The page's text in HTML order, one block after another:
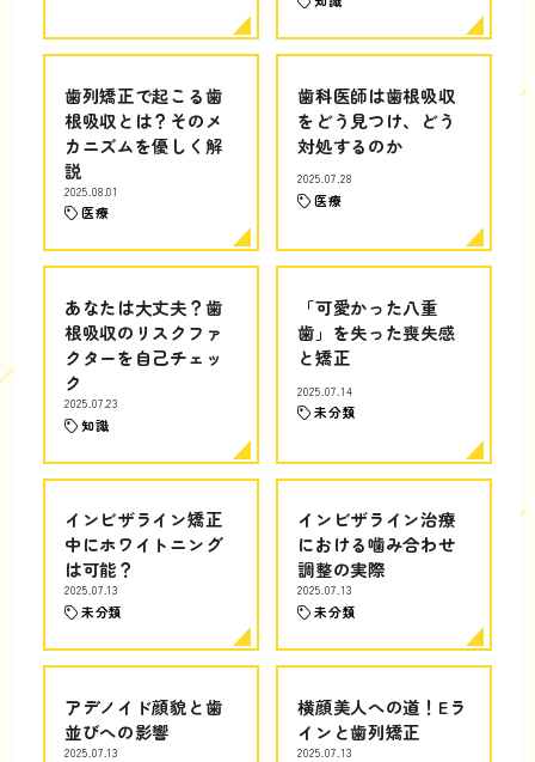
歯列矯正で起こる歯
根吸収とは？そのメ
カニズムを優しく解
説
2025.08.01
医療
歯科医師は歯根吸収
をどう見つけ、どう
対処するのか
2025.07.28
医療
あなたは大丈夫？歯
根吸収のリスクファ
クターを自己チェッ
ク
2025.07.23
知識
「可愛かった八重
歯」を失った喪失感
と矯正
2025.07.14
未分類
インビザライン矯正
中にホワイトニング
は可能？
2025.07.13
未分類
インビザライン治療
における噛み合わせ
調整の実際
2025.07.13
未分類
アデノイド顔貌と歯
並びへの影響
2025.07.13
横顔美人への道！Eラ
インと歯列矯正
2025.07.13